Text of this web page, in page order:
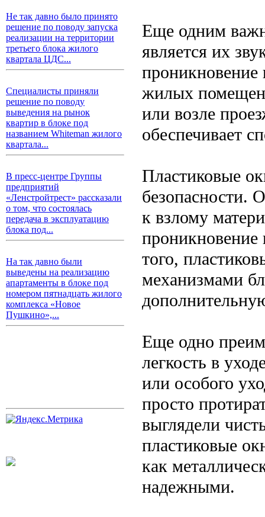
Не так давно было принято
решение по поводу запуска
реализации на территории
третьего блока жилого
квартала ЦДС...
Специалисты приняли
решение по поводу
выведения на рынок
квартир в блоке под
названием Whiteman жилого
квартала...
В пресс-центре Группы
предприятий
«Ленстройтрест» рассказали
о том, что состоялась
передача в эксплуатацию
блока под...
На так давно были
выведены на реализацию
апартаменты в блоке под
номером пятнадцать жилого
комплекса «Новое
Пушкино»,...
Еще одним
является их
проникновение
жилых
или возле
обеспечивает
Пластиковые
безопасности.
к взлому
того,
механизмами
Еще одно
легкость в
или особого
просто
выглядели
пластиковые
как
надежными.